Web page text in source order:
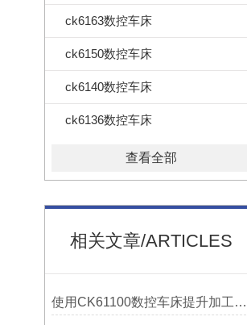
ck6163数控车床
ck6150数控车床
ck6140数控车床
ck6136数控车床
查看全部
相关文章/ARTICLES
使用CK61100数控车床提升加工精度的方法